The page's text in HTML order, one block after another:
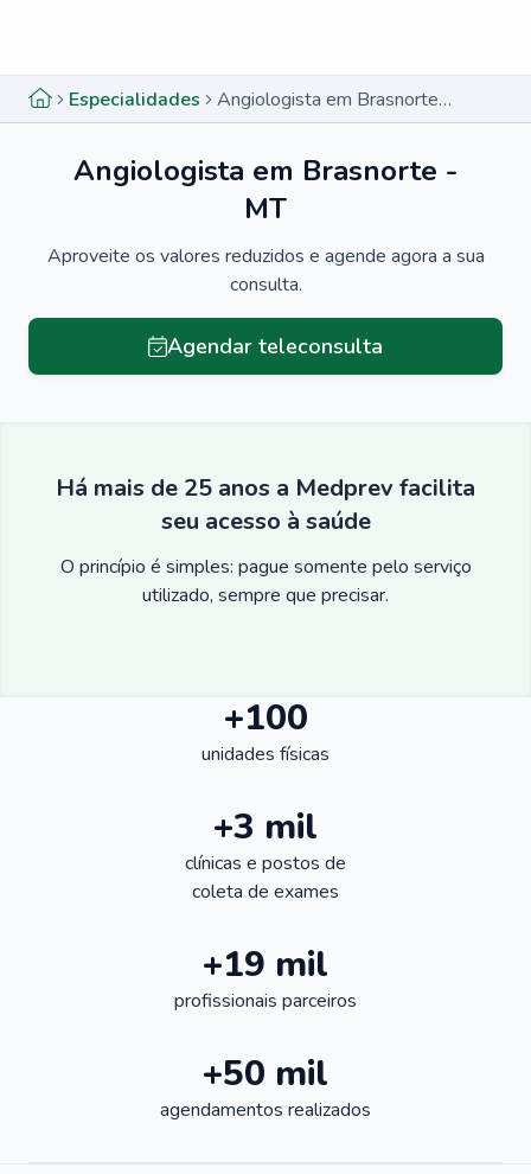
Especialidades Angiologista em Brasnorte - MT
Angiologista em Brasnorte -
MT
Aproveite os valores reduzidos e agende agora a sua
consulta.
Agendar teleconsulta
Há mais de 25 anos a Medprev facilita
seu acesso à saúde
O princípio é simples: pague somente pelo serviço
utilizado, sempre que precisar.
+100
unidades físicas
+3 mil
clínicas e postos de
coleta de exames
+19 mil
profissionais parceiros
+50 mil
agendamentos realizados